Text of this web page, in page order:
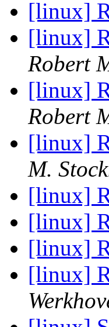
[linux]
[linux]
Robert
[linux]
Robert
[linux]
M.
[linux]
[linux]
[linux]
[linux]